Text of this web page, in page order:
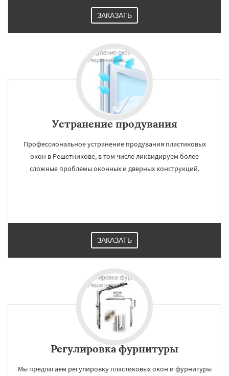
ЗАКАЗАТЬ
Устранение продувания
Профессиональное устранение продувания пластиковых
окон в Решетникове, в том числе ликвидируем более
сложные проблемы оконных и дверных конструкций.
ЗАКАЗАТЬ
Регулировка фурнитуры
Мы предлагаем регулировку пластиковых окон и фурнитуры